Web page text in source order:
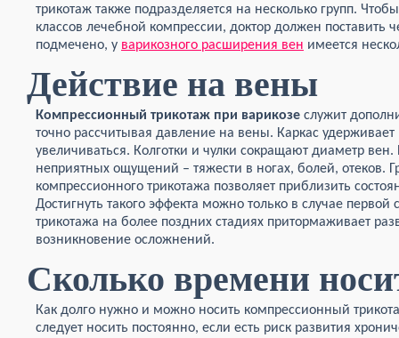
трикотаж также подразделяется на несколько групп.
классов лечебной компрессии, доктор должен поставить
подмечено, у варикозного расширения вен имеется
Действие на вены
Компрессионный трикотаж при варикозе служит
точно рассчитывая давление на вены. Каркас
увеличиваться. Колготки и чулки сокращают диаметр
неприятных ощущений – тяжести в ногах, болей, отеков.
компрессионного трикотажа позволяет приблизить
Достигнуть такого эффекта можно только в случае
трикотажа на более поздних стадиях притормаживает
возникновение осложнений.
Сколько времени
Как долго нужно и можно носить компрессионный
следует носить постоянно, если есть риск развития